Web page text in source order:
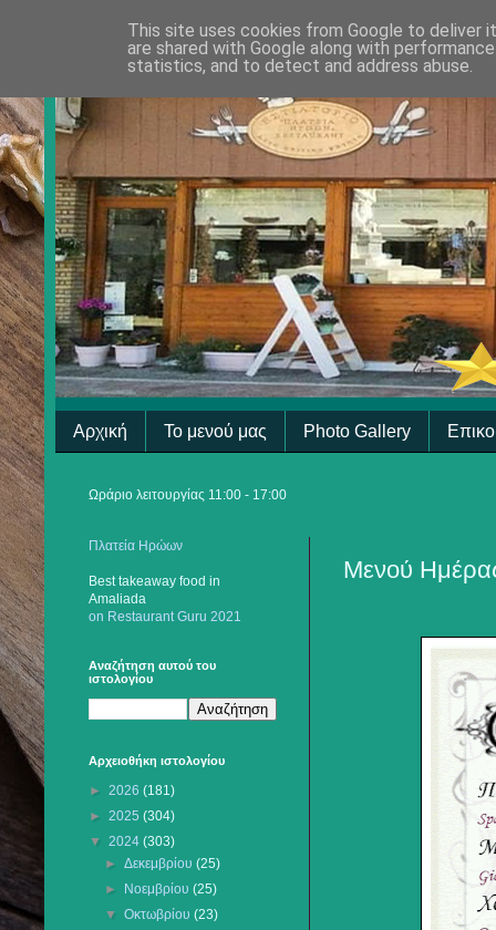
Αρχική Το μενού μας Photo Gallery
Ωράριο λειτουργίας 11:00 - 17:00
Μενού
Πλατεία Ηρώων
Best takeaway food in
Amaliada
on Restaurant Guru 2021
Αναζήτηση αυτού του
ιστολογίου
Αρχειοθήκη ιστολογίου
► 2026 (181)
► 2025 (304)
▼ 2024 (303)
►Δεκεμβρίου(25)
►
Νοεμβρίου(25)
▼Οκτωβρίου(23)
This site uses cookies from Google to deliver
are shared with Google along with
statistics, and to detect and address abuse.